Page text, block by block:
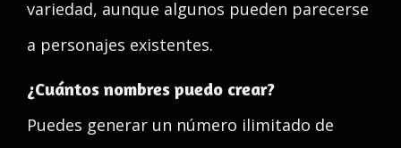
variedad, aunque algunos pueden parecerse
a personajes existentes.
¿Cuántos nombres puedo crear?
Puedes generar un número ilimitado de